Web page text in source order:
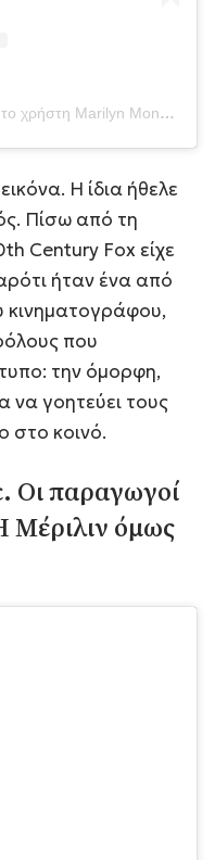
Η δημοσίευση κοινοποιήθηκε από το χρήστη Marilyn Monroe (@marilynmonroe)
Η ίδια ήθελε
Πίσω από τη
Century Fox είχε
ήταν ένα από
που
την όμορφη,
να γοητεύει τους
στο κοινό.
Οι παραγωγοί
Μέριλιν όμως